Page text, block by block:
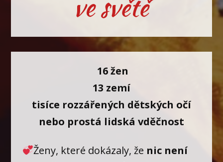
16 žen
13 zemí
tisíce rozzářených dětských očí
nebo prostá lidská vděčnost
Ženy, které dokázaly, že nic není